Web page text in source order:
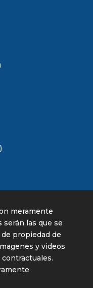
meramente
serán las que se
propiedad de
y videos